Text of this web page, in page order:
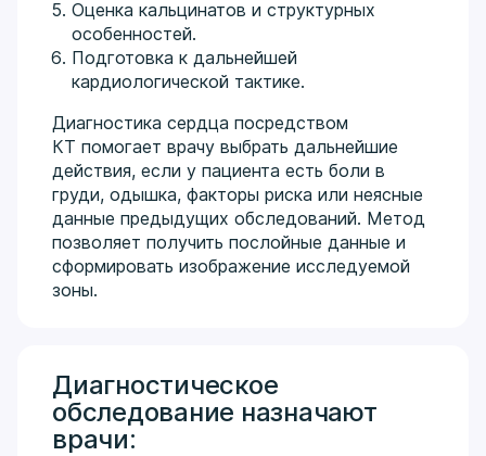
Оценка кальцинатов и структурных
особенностей.
Подготовка к дальнейшей
кардиологической тактике.
Диагностика сердца посредством
КТ помогает врачу выбрать дальнейшие
действия, если у пациента есть боли в
груди, одышка, факторы риска или неясные
данные предыдущих обследований. Метод
позволяет получить послойные данные и
сформировать изображение исследуемой
зоны.
Диагностическое
обследование назначают
врачи: